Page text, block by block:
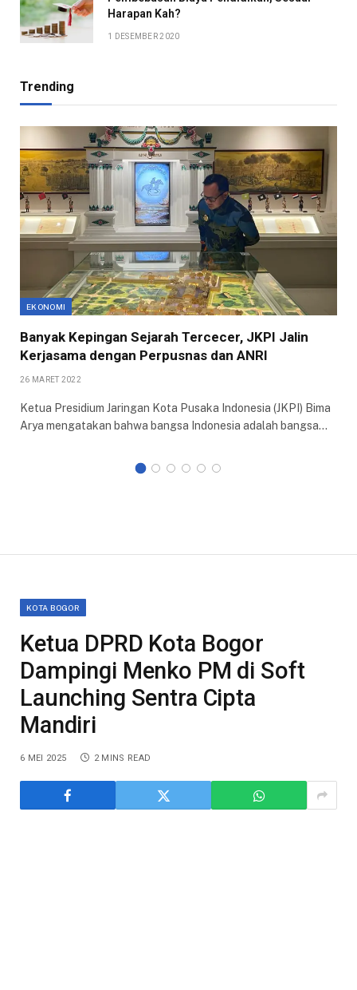
Harapan Kah?
1 DESEMBER 2020
Trending
EKONOMI
Banyak Kepingan Sejarah Tercecer, JKPI Jalin
Kerjasama dengan Perpusnas dan ANRI
26 MARET 2022
Ketua Presidium Jaringan Kota Pusaka Indonesia (JKPI) Bima
Arya mengatakan bahwa bangsa Indonesia adalah bangsa…
KOTA BOGOR
Ketua DPRD Kota Bogor
Dampingi Menko PM di Soft
Launching Sentra Cipta
Mandiri
6 MEI 2025 2 MINS READ